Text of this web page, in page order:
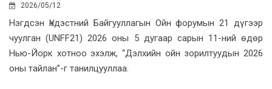
2026/05/12
Нэгдсэн Үндэстний Байгууллагын Ойн форумын 21 дүгээр
чуулган (UNFF21) 2026 оны 5 дугаар сарын 11-ний өдөр
Нью-Йорк хотноо эхэлж, “Дэлхийн ойн зорилтуудын 2026
оны тайлан”-г танилцууллаа.